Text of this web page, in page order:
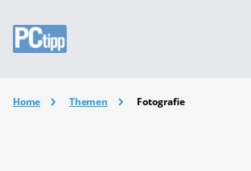
Home Themen Fotografie